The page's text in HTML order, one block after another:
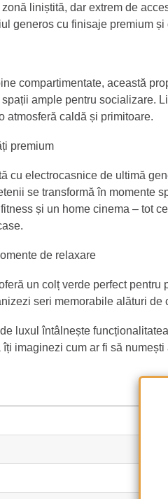
liniștită, dar extrem de
generos cu finisaje premium și
compartimentate, această
ample pentru socializare.
atmosferă caldă și primitoare.
premium
cu electrocasnice de ultimă
se transformă în momente
și un home cinema – tot
de relaxare
un colț verde perfect
seri memorabile alături de
luxul întâlnește
imaginezi cum ar fi să numești